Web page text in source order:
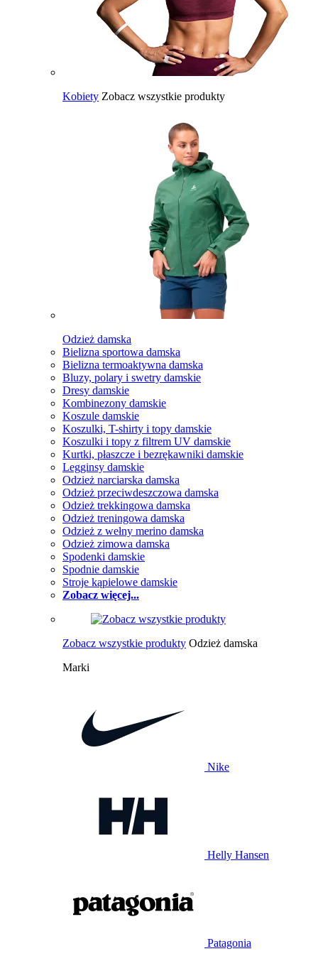
Kobiety Zobacz wszystkie produkty
Odzież damska
Bielizna sportowa damska
Bielizna termoaktywna damska
Bluzy, polary i swetry damskie
Dresy damskie
Kombinezony damskie
Koszule damskie
Koszulki, T-shirty i topy damskie
Koszulki i topy z filtrem UV damskie
Kurtki, płaszcze i bezrękawniki damskie
Legginsy damskie
Odzież narciarska damska
Odzież przeciwdeszczowa damska
Odzież trekkingowa damska
Odzież treningowa damska
Odzież z wełny merino damska
Odzież zimowa damska
Spodenki damskie
Spodnie damskie
Stroje kąpielowe damskie
Zobacz więcej...
Zobacz wszystkie produkty Odzież damska
Marki
Nike
Helly Hansen
Patagonia